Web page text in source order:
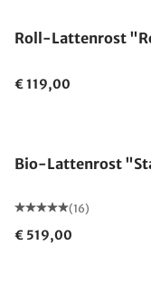
Roll-Lattenrost
€ 119,00
Bio-Lattenrost
(16)
€ 519,00